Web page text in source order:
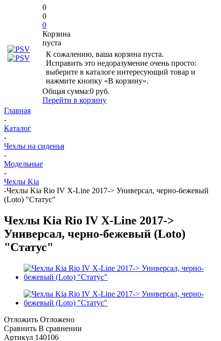
0
0
0
Корзина
пуста
К сожалению, ваша корзина пуста.
Исправить это недоразумение очень просто:
выберите в каталоге интересующий товар и
нажмите кнопку «В корзину».
Общая сумма:0 руб.
Перейти в корзину
Главная
-
Каталог
-
Чехлы на сиденья
-
Модельные
-
Чехлы Kia
-Чехлы Kia Rio IV X-Line 2017-> Универсал, черно-бежевый
(Loto) "Статус"
Чехлы Kia Rio IV X-Line 2017->
Универсал, черно-бежевый (Loto)
"Статус"
Отложить Отложено
Сравнить В сравнении
Артикул 140106